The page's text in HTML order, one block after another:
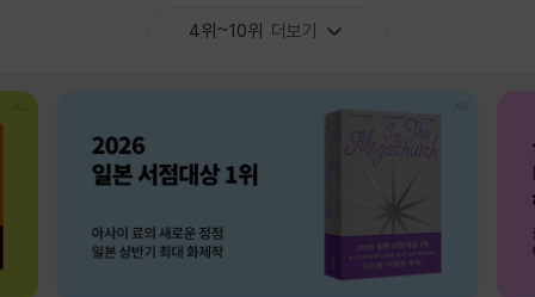
4위~10위 더보기